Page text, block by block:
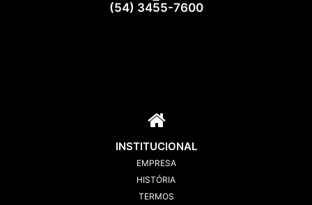
(54) 3455-7600
INSTITUCIONAL
EMPRESA
HISTÓRIA
TERMOS